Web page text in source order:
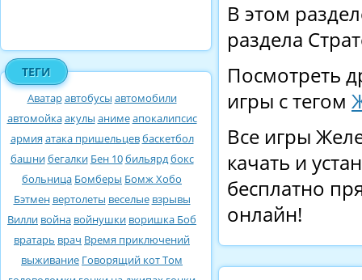
ТЕГИ
Аватаравтобусы автомобили
автомойкаакулы анимеапокалипсис
армия атака пришельцевбаскетбол
башнибегалки Бен 10бильярдбокс
больница Бомберы Бомж Хобо
Бэтмен вертолеты веселые взрывы
Вилли война войнушки воришка Боб
вратарь врач Время приключений
выживание Говорящий кот Том
В этом
раздела
Посмотреть
игры с тегом
Все игры
качать и
бесплатно
онлайн!